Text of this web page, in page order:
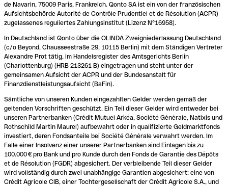
de Navarin, 75009 Paris, Frankreich. Qonto SA ist ein von der französischen
Aufsichtsbehörde Autorité de Contrôle Prudentiel et de Résolution (ACPR)
zugelassenes reguliertes Zahlungsinstitut (Lizenz N°16958).
In Deutschland ist Qonto über die OLINDA Zweigniederlassung Deutschland
(c/o Beyond, Chausseestraße 29, 10115 Berlin) mit dem Ständigen Vertreter
Alexandre Prot tätig, im Handelsregister des Amtsgerichts Berlin
(Charlottenburg) (HRB 213261 B) eingetragen und steht unter der
gemeinsamen Aufsicht der ACPR und der Bundesanstalt für
Finanzdienstleistungsaufsicht (BaFin).
Sämtliche von unseren Kunden eingezahlten Gelder werden gemäß der
geltenden Vorschriften geschützt. Ein Teil dieser Gelder wird entweder bei
unseren Partnerbanken (Crédit Mutuel Arkéa, Société Générale, Natixis und
Rothschild Martin Maurel) aufbewahrt oder in qualifizierte Geldmarktfonds
investiert, deren Fondsanteile bei Société Générale verwahrt werden. Im
Falle einer Insolvenz einer unserer Partnerbanken sind Einlagen bis zu
100.000 € pro Bank und pro Kunde durch den Fonds de Garantie des Dépôts
et de Résolution (FGDR) abgesichert. Der verbleibende Teil dieser Gelder
wird vollständig durch zwei unabhängige Garantien abgesichert: eine von
Crédit Agricole CIB, einer Tochtergesellschaft der Crédit Agricole S.A., und